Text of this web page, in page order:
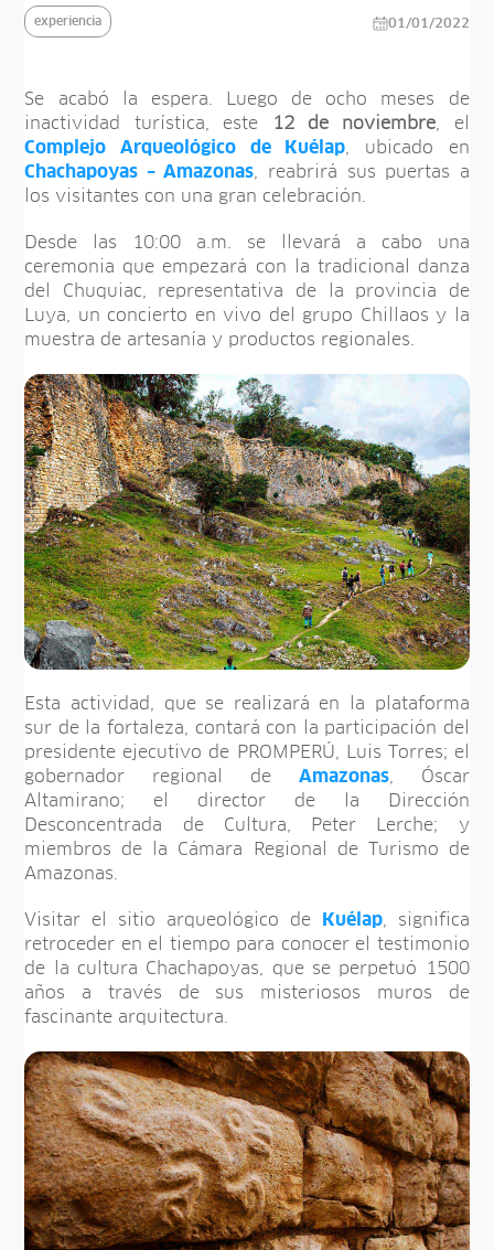
experiencia 01/01/2022
Se acabó la espera. Luego de ocho meses de
inactividad turística, este
12 de noviembre , el
Complejo Arqueológico de Kuélap , ubicado en
Chachapoyas – Amazonas , reabrirá sus puertas a
los visitantes con una gran celebración.
Desde las 10:00 a.m. se llevará a cabo una
ceremonia que empezará con la tradicional danza
del Chuquiac, representativa de la provincia de
Luya, un concierto en vivo del grupo Chillaos y la
muestra de artesanía y productos regionales.
Esta actividad, que se realizará en la plataforma
sur de la fortaleza, contará con la participación del
presidente ejecutivo de PROMPERÚ, Luis Torres; el
gobernador regional de Amazonas, Óscar
Altamirano; el director de la Dirección
Desconcentrada de Cultura, Peter Lerche; y
miembros de la Cámara Regional de Turismo de
Amazonas.
Visitar el sitio arqueológico de Kuélap, significa
retroceder en el tiempo para conocer el testimonio
de la cultura Chachapoyas, que se perpetuó 1500
años a través de sus misteriosos muros de
fascinante arquitectura.